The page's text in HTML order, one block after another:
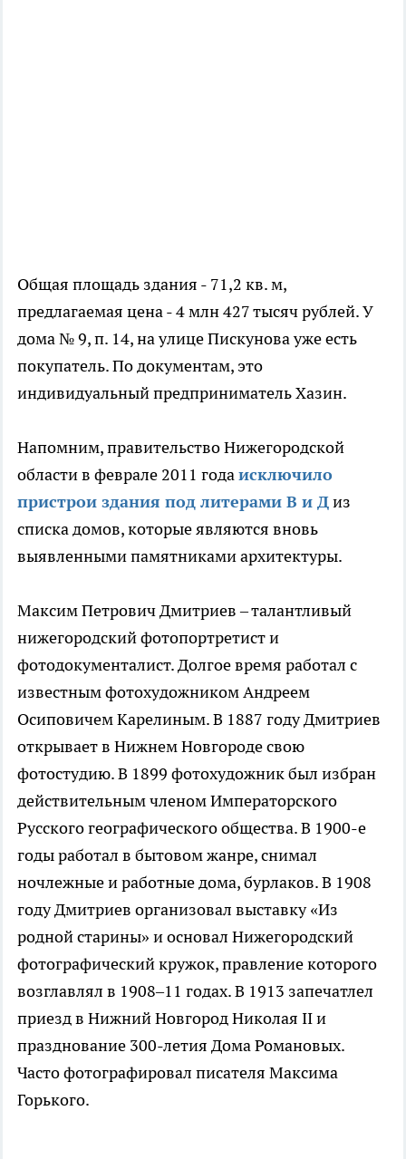
Общая площадь здания - 71,2 кв. м,
предлагаемая цена - 4 млн 427 тысяч рублей. У
дома № 9, п. 14, на улице Пискунова уже есть
покупатель. По документам, это
индивидуальный предприниматель Хазин.
Напомним, правительство Нижегородской
области в феврале 2011 годаисключило
пристрои здания под литерами В и Диз
списка домов, которые являются вновь
выявленными памятниками архитектуры.
Максим Петрович Дмитриев – талантливый
нижегородский фотопортретист и
фотодокументалист. Долгое время работал с
известным фотохудожником Андреем
Осиповичем Карелиным. В 1887 году Дмитриев
открывает в Нижнем Новгороде свою
фотостудию. В 1899 фотохудожник был избран
действительным членом Императорского
Русского географического общества. В 1900-е
годы работал в бытовом жанре, снимал
ночлежные и работные дома, бурлаков. В 1908
году Дмитриев организовал выставку «Из
родной старины» и основал Нижегородский
фотографический кружок, правление которого
возглавлял в 1908–11 годах. В 1913 запечатлел
приезд в Нижний Новгород Николая II и
празднование 300-летия Дома Романовых.
Часто фотографировал писателя Максима
Горького.